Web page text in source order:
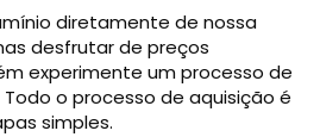
diretamente de nossa
desfrutar de preços
experimente um processo de
o processo de aquisição é
simples.